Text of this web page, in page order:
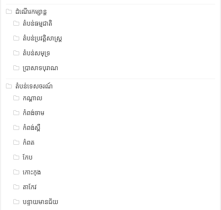
ដំណើរកម្សាន្ត
តំបន់ធម្មជាតិ
តំបន់ប្រវត្តិសាស្រ្ត
តំបន់សមុទ្រ
ប្រាសាទបុរាណ
តំបន់ទេសចរណ៍
កណ្តាល
កំពង់ចាម
កំពង់ស្ពឺ
កំពត
កែប
កោះកុង
តាកែវ
បន្ទាយមានជ័យ